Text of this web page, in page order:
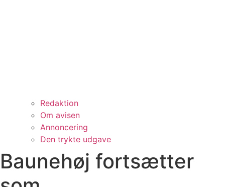
Redaktion
Om avisen
Annoncering
Den trykte udgave
Baunehøj fortsætter